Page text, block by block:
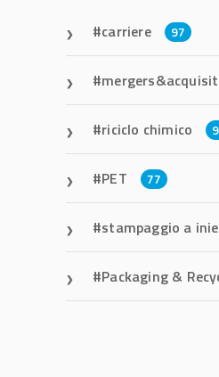
carriere 97
riciclo chimico
PET 77
stampaggio a
Packaging &